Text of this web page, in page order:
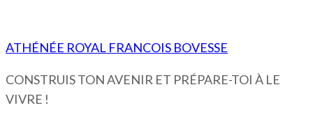
ATHÉNÉE ROYAL FRANCOIS BOVESSE
CONSTRUIS TON AVENIR ET PRÉPARE-TOI À LE
VIVRE !